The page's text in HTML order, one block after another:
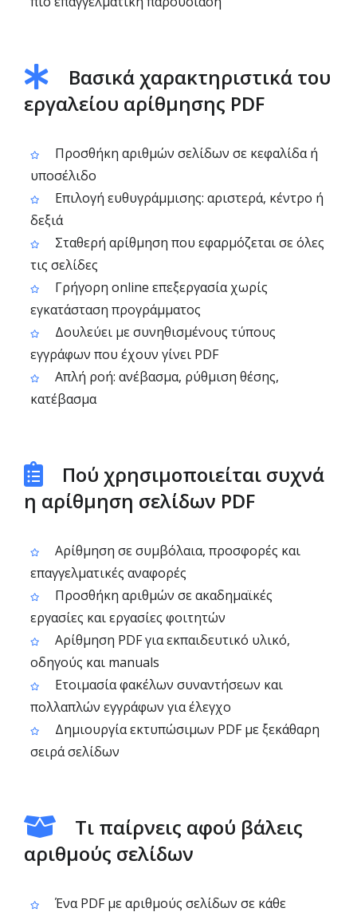
Βασικά χαρακτηριστικά του
εργαλείου αρίθμησης PDF
Προσθήκη αριθμών σελίδων σε κεφαλίδα ή
υποσέλιδο
Επιλογή ευθυγράμμισης: αριστερά, κέντρο ή
δεξιά
Σταθερή αρίθμηση που εφαρμόζεται σε όλες
τις σελίδες
Γρήγορη online επεξεργασία χωρίς
εγκατάσταση προγράμματος
Δουλεύει με συνηθισμένους τύπους
εγγράφων που έχουν γίνει PDF
Απλή ροή: ανέβασμα, ρύθμιση θέσης,
κατέβασμα
Πού χρησιμοποιείται συχνά
η αρίθμηση σελίδων PDF
Αρίθμηση σε συμβόλαια, προσφορές και
επαγγελματικές αναφορές
Προσθήκη αριθμών σε ακαδημαϊκές
εργασίες και εργασίες φοιτητών
Αρίθμηση PDF για εκπαιδευτικό υλικό,
οδηγούς και manuals
Ετοιμασία φακέλων συναντήσεων και
πολλαπλών εγγράφων για έλεγχο
Δημιουργία εκτυπώσιμων PDF με ξεκάθαρη
σειρά σελίδων
Τι παίρνεις αφού βάλεις
αριθμούς σελίδων
Ένα PDF με αριθμούς σελίδων σε κάθε